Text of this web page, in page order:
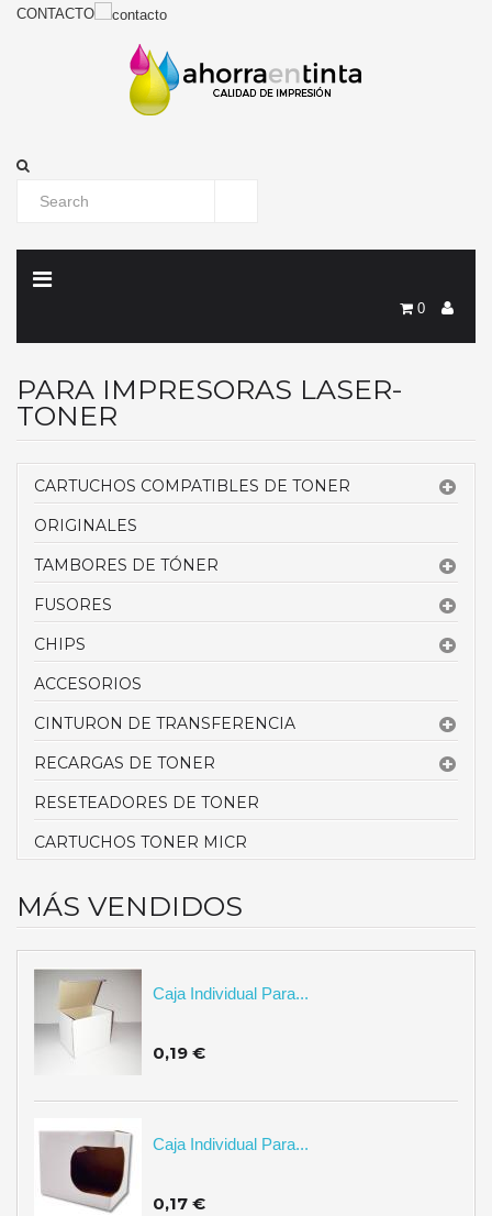
CONTACTO
0
PARA IMPRESORAS LASER-
TONER
CARTUCHOS COMPATIBLES DE TONER
ORIGINALES
TAMBORES DE TÓNER
FUSORES
CHIPS
ACCESORIOS
CINTURON DE TRANSFERENCIA
RECARGAS DE TONER
RESETEADORES DE TONER
CARTUCHOS TONER MICR
MÁS VENDIDOS
Caja Individual Para...
0,19 €
Caja Individual Para...
0,17 €